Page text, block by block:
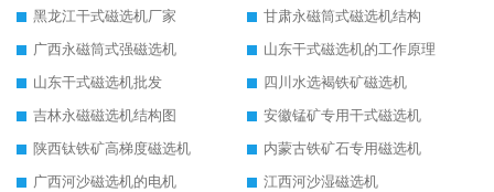
黑龙江干式磁选机厂家
甘肃永磁筒式磁选机结构
广西永磁筒式强磁选机
山东干式磁选机的工作原理
山东干式磁选机批发
四川水选褐铁矿磁选机
吉林永磁磁选机结构图
安徽锰矿专用干式磁选机
陕西钛铁矿高梯度磁选机
内蒙古铁矿石专用磁选机
广西河沙磁选机的电机
江西河沙湿磁选机